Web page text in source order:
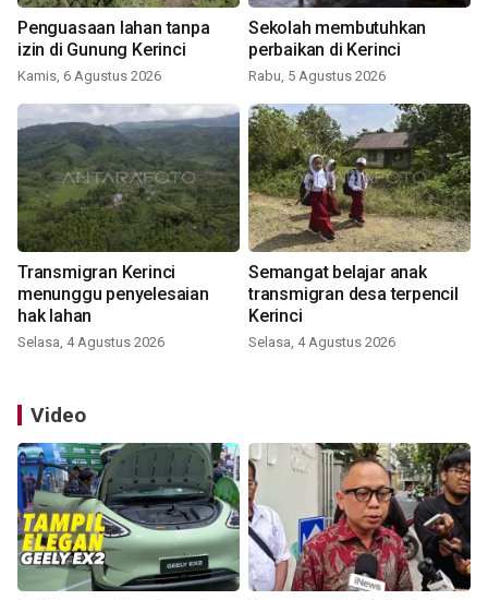
Penguasaan lahan tanpa
izin di Gunung Kerinci
Kamis, 6 Agustus 2026
Sekolah membutuhkan
perbaikan di Kerinci
Rabu, 5 Agustus 2026
Transmigran Kerinci
menunggu penyelesaian
hak lahan
Selasa, 4 Agustus 2026
Semangat belajar anak
transmigran desa terpencil
Kerinci
Selasa, 4 Agustus 2026
Video